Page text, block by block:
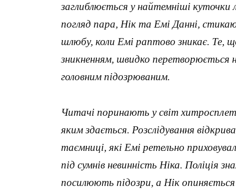
заглиблюється у найтемніші куточки
погляд пара, Нік та Емі Данні,
шлюбу, коли Емі раптово зникає. Те,
зникненням, швидко перетворюється
головним підозрюваним.
Читачі поринають у світ
яким здається. Розслідування
таємниці, які Емі ретельно
під сумнів невинність Ніка. Поліція
посилюють підозри, а Нік опиняється